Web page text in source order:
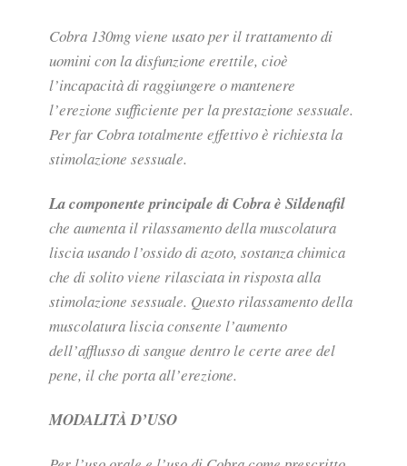
Cobra 130mg viene usato per il trattamento di
uomini con la disfunzione erettile, cioè
l’incapacità di raggiungere o mantenere
l’erezione sufficiente per la prestazione sessuale.
Per far Cobra totalmente effettivo è richiesta la
stimolazione sessuale.
La componente principale di Cobra è Sildenafil
che aumenta il rilassamento della muscolatura
liscia usando l’ossido di azoto, sostanza chimica
che di solito viene rilasciata in risposta alla
stimolazione sessuale. Questo rilassamento della
muscolatura liscia consente l’aumento
dell’afflusso di sangue dentro le certe aree del
pene, il che porta all’erezione.
MODALITÀ D’USO